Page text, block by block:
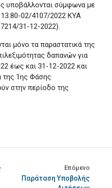
υποβάλλονται σύμφωνα με
02/4107/2022 ΚΥΑ
31-12-2022).
μόνο τα παραστατικά της
δαπανών για
έως και 31-12-2022 και
της 1ης Φάσης
στην περίοδο της
Επόμενο
Παράταση Υποβολής